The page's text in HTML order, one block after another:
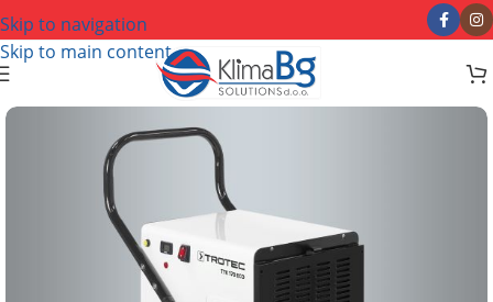
Skip to navigation
Skip to main content